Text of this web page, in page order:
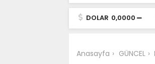
DOLAR 0,0000
Anasayfa GÜNCEL